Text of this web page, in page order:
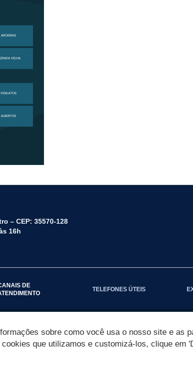
– CEP: 35570-128
16h
DE
TELEFONES ÚTEIS
sobre como você usa o nosso site e as
que utilizamos e customizá-los, clique